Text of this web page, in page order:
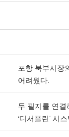
포항 북부시장
어려웠다.
두 필지를 연
‘디서플린’ 시